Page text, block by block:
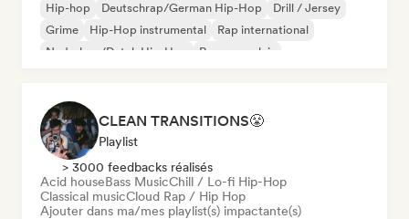
Hip-hop Deutschrap/German Hip-Hop
Drill / Jersey
Grime
Hip-Hop instrumental
Rap international
Nederhop/Dutch Hip-Hop
Rap en anglais
CLEAN TRANSITIONS😤
Playlist
> 3000 feedbacks réalisés
Acid houseBass MusicChill / Lo-fi Hip-Hop
Classical musicCloud Rap / Hip Hop
Ajouter dans ma/mes playlist(s) impactante(s)